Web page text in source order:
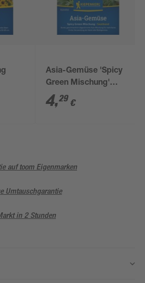
Asia-Gemüse 'Spicy
Green Mischung'
Saatband 5 m
4,29 €
auf toom Eigenmarken
Umtauschgarantie
in 2 Stunden